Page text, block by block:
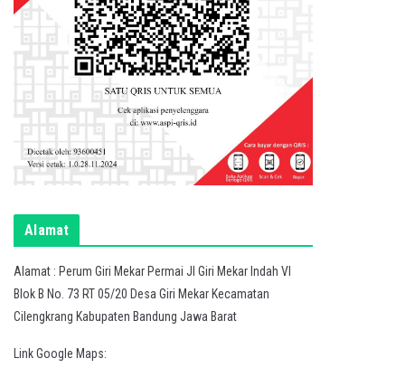
Alamat
Alamat : Perum Giri Mekar Permai Jl Giri Mekar Indah VI
Blok B No. 73 RT 05/20 Desa Giri Mekar Kecamatan
Cilengkrang Kabupaten Bandung Jawa Barat
Link Google Maps: